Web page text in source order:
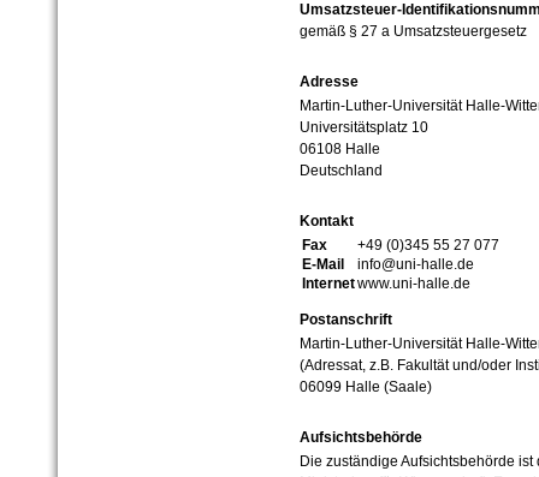
Umsatzsteuer-
gemäß § 27 a Umsatzsteuergesetz
Adresse
Martin-Luther-Universität Halle-
Universitätsplatz 10
06108 Halle
Deutschland
Kontakt
Fax
+49 (0)345 55 27 077
E-Mail
info@uni-halle.de
Internetwww.uni-halle.de
Postanschrift
Martin-Luther-Universität Halle-
(Adressat, z.B. Fakultät und/oder
06099 Halle (Saale)
Aufsichtsbehörde
Die zuständige Aufsichtsbehörde ist